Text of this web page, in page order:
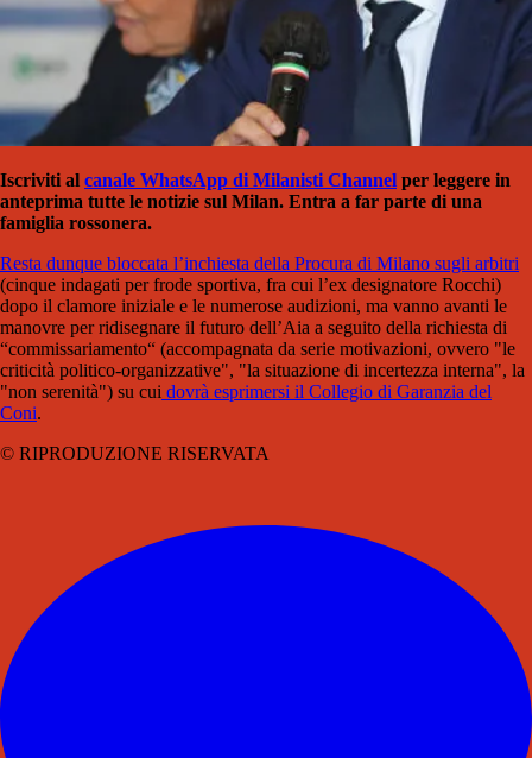
Iscriviti al canale WhatsApp di Milanisti Channel per leggere in
anteprima tutte le notizie sul Milan. Entra a far parte di una
famiglia rossonera.
Resta dunque bloccata l’inchiesta della Procura di Milano sugli arbitri
(cinque indagati per frode sportiva, fra cui l’ex designatore Rocchi)
dopo il clamore iniziale e le numerose audizioni, ma vanno avanti le
manovre per ridisegnare il futuro dell’Aia a seguito della richiesta di
“commissariamento“ (accompagnata da serie motivazioni, ovvero "le
criticità politico-organizzative", "la situazione di incertezza interna", la
"non serenità") su cui dovrà esprimersi il Collegio di Garanzia del
Coni.
© RIPRODUZIONE RISERVATA